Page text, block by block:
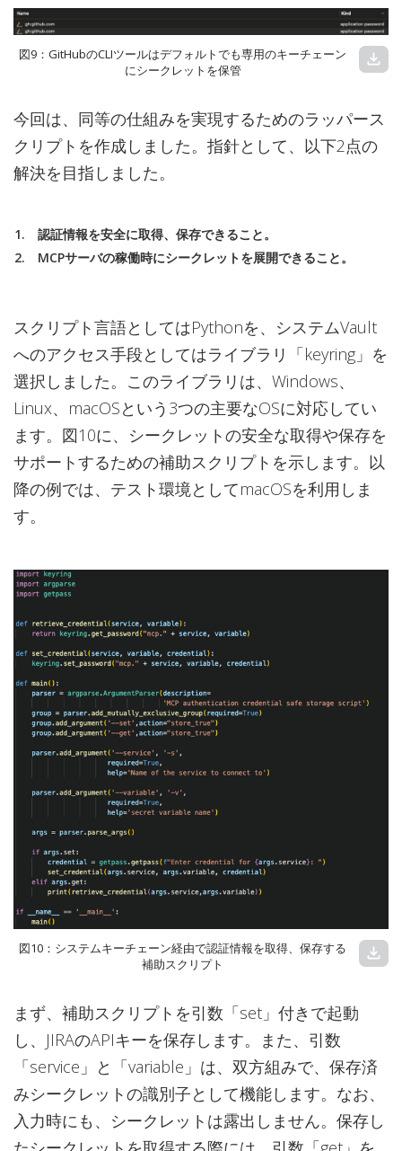
図9：GitHubのCLIツールはデフォルトでも専用のキーチェーン
にシークレットを保管
download
今回は、同等の仕組みを実現するためのラッパース
クリプトを作成しました。指針として、以下2点の
解決を目指しました。
認証情報を安全に取得、保存できること。
MCPサーバの稼働時にシークレットを展開できること。
スクリプト言語としてはPythonを、システムVault
へのアクセス手段としてはライブラリ「keyring」を
選択しました。このライブラリは、Windows、
Linux、macOSという3つの主要なOSに対応してい
ます。図10に、シークレットの安全な取得や保存を
サポートするための補助スクリプトを示します。以
降の例では、テスト環境としてmacOSを利用しま
す。
図10：システムキーチェーン経由で認証情報を取得、保存する
補助スクリプト
download
まず、補助スクリプトを引数「set」付きで起動
し、JIRAのAPIキーを保存します。また、引数
「service」と「variable」は、双方組みで、保存済
みシークレットの識別子として機能します。なお、
入力時にも、シークレットは露出しません。保存し